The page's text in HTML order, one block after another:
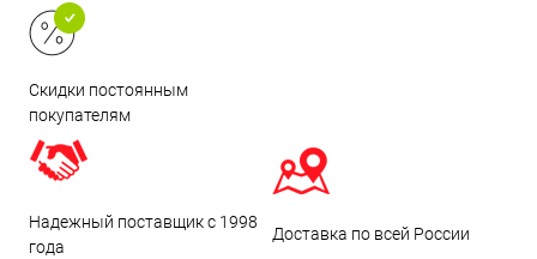
Скидки постоянным
покупателям
Надежный поставщик с 1998
года
Доставка по всей России